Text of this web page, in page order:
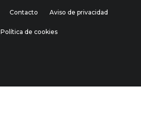
Contacto Aviso de privacidad
Política de cookies